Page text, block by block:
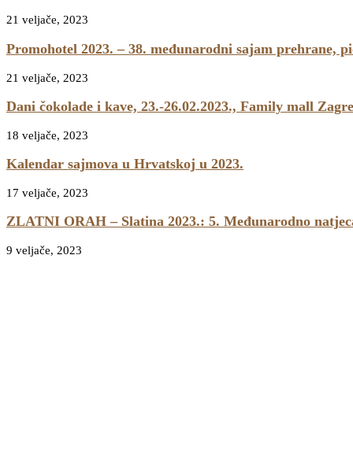
21 veljače, 2023
Promohotel 2023. – 38. međunarodni sajam prehrane,
21 veljače, 2023
Dani čokolade i kave, 23.-26.02.2023., Family mall
18 veljače, 2023
Kalendar sajmova u Hrvatskoj u 2023.
17 veljače, 2023
ZLATNI ORAH – Slatina 2023.: 5. Međunarodno
9 veljače, 2023